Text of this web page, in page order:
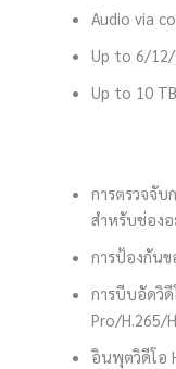
Audio via
Up to 6/12/
Up to 10
การตรวจจับ
สำหรับช่อง
การป้องกันข
การบีบอัดวิดี
Pro/H.265/
อินพุตวิดีโอ